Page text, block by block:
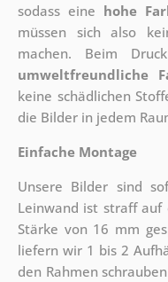
sodass eine hohe
müssen sich also
machen. Beim
umweltfreundliche
keine schädlichen
die Bilder in jedem
Einfache Montage
Unsere Bilder sind
Leinwand ist straff
Stärke von 16 mm
liefern wir 1 bis 2
den Rahmen